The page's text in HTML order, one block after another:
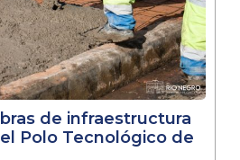
de infraestructura
Polo Tecnológico de